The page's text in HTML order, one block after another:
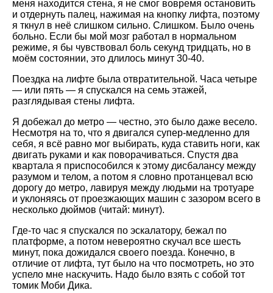
меня находится стена, я не смог вовремя остановить
и отдернуть палец, нажимая на кнопку лифта, поэтому
я ткнул в неё слишком сильно. Слишком. Было очень
больно. Если бы мой мозг работал в нормальном
режиме, я бы чувствовал боль секунд тридцать, но в
моём состоянии, это длилось минут 30-40.
Поездка на лифте была отвратительной. Часа четыре
— или пять — я спускался на семь этажей,
разглядывая стены лифта.
Я добежал до метро — честно, это было даже весело.
Несмотря на то, что я двигался супер-медленно для
себя, я всё равно мог выбирать, куда ставить ноги, как
двигать руками и как поворачиваться. Спустя два
квартала я приспособился к этому дисбалансу между
разумом и телом, а потом я словно протанцевал всю
дорогу до метро, лавируя между людьми на тротуаре
и уклоняясь от проезжающих машин с зазором всего в
несколько дюймов (читай: минут).
Где-то час я спускался по эскалатору, бежал по
платформе, а потом невероятно скучал все шесть
минут, пока дожидался своего поезда. Конечно, в
отличие от лифта, тут было на что посмотреть, но это
успело мне наскучить. Надо было взять с собой тот
томик Моби Дика.